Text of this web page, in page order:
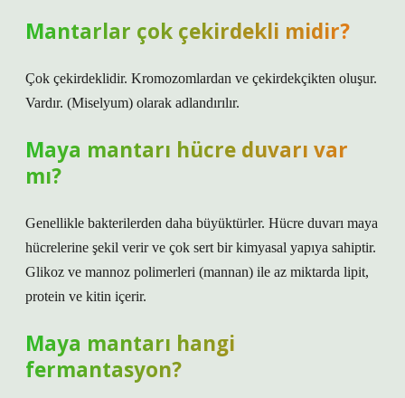
Mantarlar çok çekirdekli midir?
Çok çekirdeklidir. Kromozomlardan ve çekirdekçikten oluşur.
Vardır. (Miselyum) olarak adlandırılır.
Maya mantarı hücre duvarı var
mı?
Genellikle bakterilerden daha büyüktürler. Hücre duvarı maya
hücrelerine şekil verir ve çok sert bir kimyasal yapıya sahiptir.
Glikoz ve mannoz polimerleri (mannan) ile az miktarda lipit,
protein ve kitin içerir.
Maya mantarı hangi
fermantasyon?